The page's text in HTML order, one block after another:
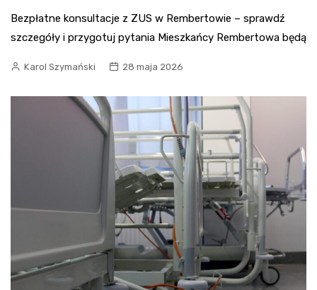
Bezpłatne konsultacje z ZUS w Rembertowie – sprawdź
szczegóły i przygotuj pytania Mieszkańcy Rembertowa będą
Karol Szymański 28 maja 2026